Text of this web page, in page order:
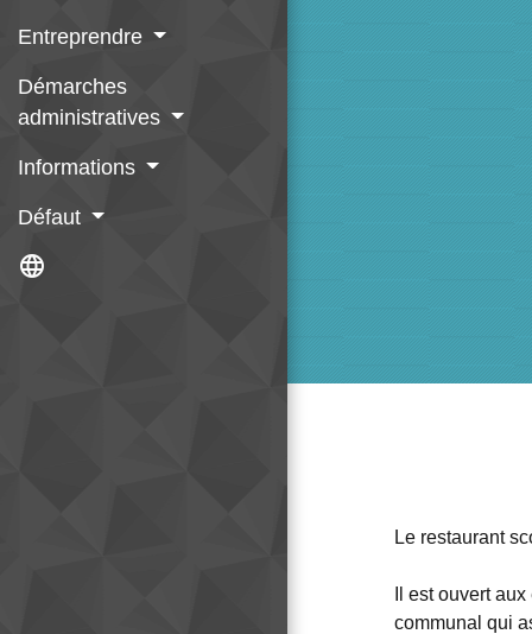
Entreprendre
Démarches
administratives
Informations
Défaut
language
Le restaurant
Il est ouvert
communal qui